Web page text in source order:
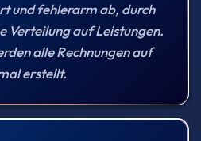
und fehlerarm ab, durch
Verteilung auf Leistungen.
alle Rechnungen auf
erstellt.